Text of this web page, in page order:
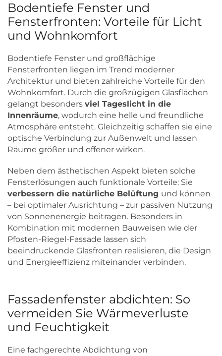
Bodentiefe Fenster und
Fensterfronten: Vorteile für Licht
und Wohnkomfort
Bodentiefe Fenster und großflächige
Fensterfronten liegen im Trend moderner
Architektur und bieten zahlreiche Vorteile für den
Wohnkomfort. Durch die großzügigen Glasflächen
gelangt besonders viel Tageslicht in die
Innenräume, wodurch eine helle und freundliche
Atmosphäre entsteht. Gleichzeitig schaffen sie eine
optische Verbindung zur Außenwelt und lassen
Räume größer und offener wirken.
Neben dem ästhetischen Aspekt bieten solche
Fensterlösungen auch funktionale Vorteile: Sie
verbessern die natürliche Belüftung und können
– bei optimaler Ausrichtung – zur passiven Nutzung
von Sonnenenergie beitragen. Besonders in
Kombination mit modernen Bauweisen wie der
Pfosten-Riegel-Fassade lassen sich
beeindruckende Glasfronten realisieren, die Design
und Energieeffizienz miteinander verbinden.
Fassadenfenster abdichten: So
vermeiden Sie Wärmeverluste
und Feuchtigkeit
Eine fachgerechte Abdichtung von